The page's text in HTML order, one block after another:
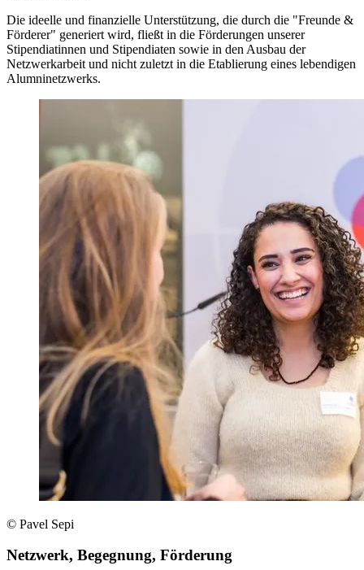
Die ideelle und finanzielle Unterstützung, die durch die "Freunde &
Förderer" generiert wird, fließt in die Förderungen unserer
Stipendiatinnen und Stipendiaten sowie in den Ausbau der
Netzwerkarbeit und nicht zuletzt in die Etablierung eines lebendigen
Alumninetzwerks.
© Pavel Sepi
Netzwerk, Begegnung, Förderung